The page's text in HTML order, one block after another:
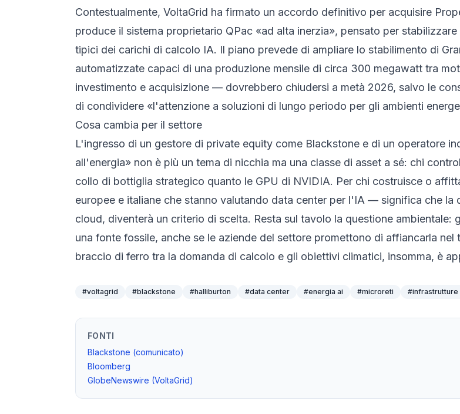
Contestualmente, VoltaGrid ha firmato un accordo definitivo per acquisire
produce il sistema proprietario QPac «ad alta inerzia», pensato per
tipici dei carichi di calcolo IA. Il piano prevede di ampliare lo stabilimento di
automatizzate capaci di una produzione mensile di circa 300 megawatt tra
investimento e acquisizione — dovrebbero chiudersi a metà 2026, salvo le
di condividere «l'attenzione a soluzioni di lungo periodo per gli ambienti
Cosa cambia per il settore
L'ingresso di un gestore di private equity come Blackstone e di un operatore
all'energia» non è più un tema di nicchia ma una classe di asset a sé: chi
collo di bottiglia strategico quanto le GPU di NVIDIA. Per chi costruisce o
europee e italiane che stanno valutando data center per l'IA — significa che
cloud, diventerà un criterio di scelta. Resta sul tavolo la questione ambientale:
una fonte fossile, anche se le aziende del settore promettono di affiancarla
braccio di ferro tra la domanda di calcolo e gli obiettivi climatici, insomma, è
#voltagrid #blackstone #halliburton #data center #energia ai #microreti #infrastrutture
FONTI
Blackstone (comunicato)
Bloomberg
GlobeNewswire (VoltaGrid)